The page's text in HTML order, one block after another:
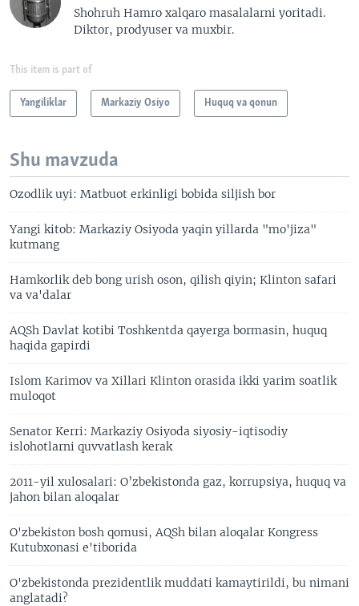
Shohruh Hamro xalqaro masalalarni yoritadi.
Diktor, prodyuser va muxbir.
This item is part of
Yangiliklar Markaziy Osiyo Huquq va qonun
Shu mavzuda
Ozodlik uyi: Matbuot erkinligi bobida siljish bor
Yangi kitob: Markaziy Osiyoda yaqin yillarda "mo'jiza"
kutmang
Hamkorlik deb bong urish oson, qilish qiyin; Klinton safari
va va'dalar
AQSh Davlat kotibi Toshkentda qayerga bormasin, huquq
haqida gapirdi
Islom Karimov va Xillari Klinton orasida ikki yarim soatlik
muloqot
Senator Kerri: Markaziy Osiyoda siyosiy-iqtisodiy
islohotlarni quvvatlash kerak
2011-yil xulosalari: O’zbekistonda gaz, korrupsiya, huquq va
jahon bilan aloqalar
O'zbekiston bosh qomusi, AQSh bilan aloqalar Kongress
Kutubxonasi e'tiborida
O'zbekistonda prezidentlik muddati kamaytirildi, bu nimani
anglatadi?